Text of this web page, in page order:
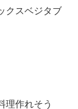
クスベジタブ
理作れそう